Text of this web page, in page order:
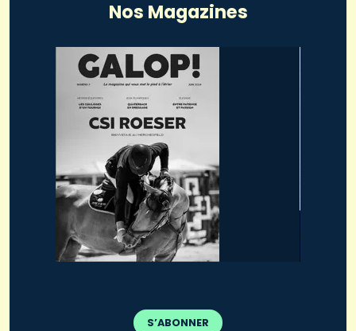
Nos Magazines
S’ABONNER